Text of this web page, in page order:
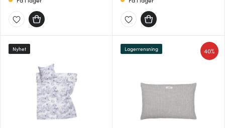
Nyhet 40%
Lagerrensning